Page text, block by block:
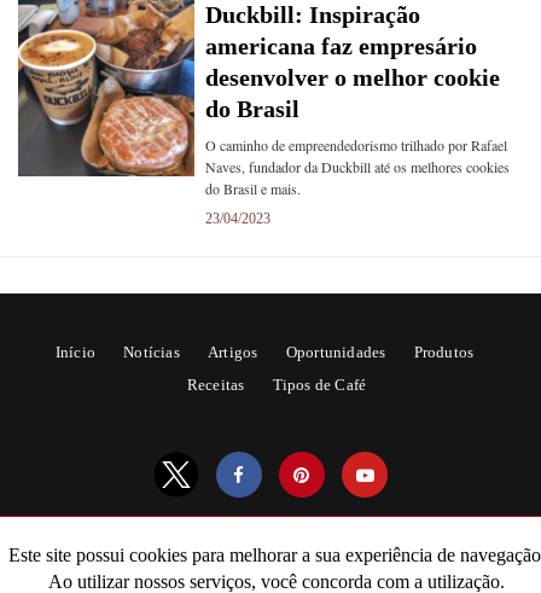
Duckbill: Inspiração
americana faz empresário
desenvolver o melhor cookie
do Brasil
O caminho de empreendedorismo trilhado por Rafael
Naves, fundador da Duckbill até os melhores cookies
do Brasil e mais.
23/04/2023
Início Notícias Artigos Oportunidades
Produtos
Receitas
Tipos de Café
All Rights Reserved
Este site possui cookies para melhorar a sua experiência de
Ao utilizar nossos serviços, você concorda com a utilização.